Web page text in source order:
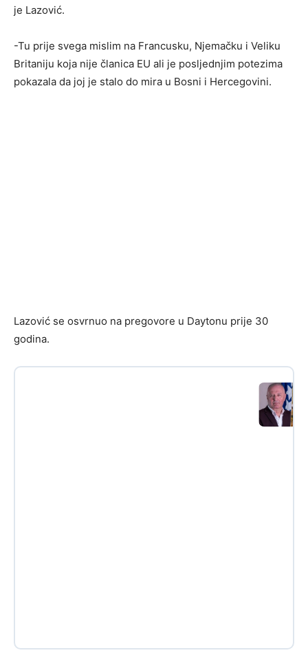
je Lazović.
-Tu prije svega mislim na Francusku, Njemačku i Veliku
Britaniju koja nije članica EU ali je posljednjim potezima
pokazala da joj je stalo do mira u Bosni i Hercegovini.
Lazović se osvrnuo na pregovore u Daytonu prije 30
godina.